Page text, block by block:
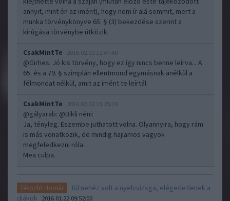
annyit, mint én az imént), hogy nem ír alá semmit, mert a
munka törvénykönyve 65. § (3) bekezdése szerint a
kirúgása törvénybe ütközik.
CsakMintTe 2016.02.02 12:47:40
@Girhes: Jó kis törvény, hogy ez így nincs benne leírva... A
65. és a 79. § szimplán ellentmond egymásnak anélkül a
félmondat nélkül, amit az imént te leírtál.
CsakMintTe 2016.02.02 13:25:19
@gályarab: @Bikli néni:
Ja, tényleg. Eszembe juthatott volna. Olyannyira, hogy rám
is más vonatkozik, de mindig hajlamos vagyok
megfeledkezni róla.
Mea culpa.
Tékozló Homár
Túl nehéz volt a nyelvvizsga, elégedetlenek a
diákok
2016.01.22 09:52:00